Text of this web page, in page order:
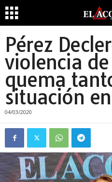
Pérez
violencia
quema
situación
04/03/2020